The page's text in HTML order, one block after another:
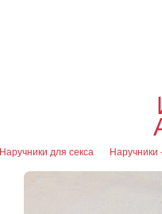
Наручники для секса Наручники